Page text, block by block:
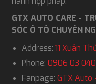
GTX AUTO CARE -
SÓC Ô TÔ CHUYÊN
Address: 11 Xuân
Phone: 0906 03
Fanpage: GTX Auto